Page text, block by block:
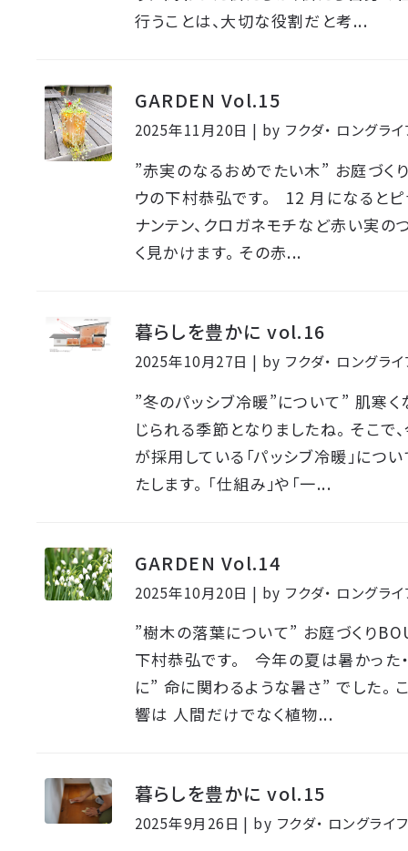
行うことは、大切な役割だと考...
GARDEN Vol.15
2025年11月20日 | by フクダ・ ロングライ
”赤実のなるおめでたい木” お庭づく
ウの下村恭弘です。 12 月になるとピ
ナンテン、クロガネモチなど赤い実の
く見かけます。 その赤...
暮らしを豊かに vol.16
2025年10月27日 | by フクダ・ ロングライ
”冬のパッシブ冷暖”について” 肌寒く
じられる季節となりましたね。 そこで
が採用している「パッシブ冷暖」につ
たします。 「仕組み」や「一...
GARDEN Vol.14
2025年10月20日 | by フクダ・ ロングライ
”樹木の落葉について” お庭づくり
下村恭弘です。 今年の夏は暑かった・
に” 命に関わるような暑さ” でした。
響は 人間だけでなく植物...
暮らしを豊かに vol.15
2025年9月26日 | by フクダ・ ロングライ